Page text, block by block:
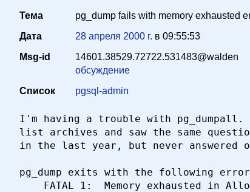
Тема
pg_dump fails with memory exhausted
Дата
28 апреля 2000 г. в 09:55:53
Msg-id
14601.38529.72722.531483@walden
обсуждение
Список
pgsql-admin
I'm having a trouble with
list archives and saw the same
in the last year, but never answered
pg_dump exits with the following
FATAL 1:  Memory exhausted in